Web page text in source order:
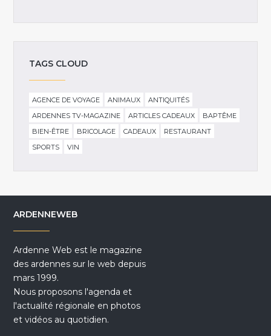
TAGS CLOUD
AGENCE DE VOYAGE ANIMAUX
ANTIQUITÉS
ARDENNES TV-MAGAZINE
ARTICLES CADEAUX
BAPTÊME
BIEN-ÊTRE
BRICOLAGE CADEAUX
RESTAURANT
SPORTS
VIN
ARDENNEWEB
Ardenne Web est le magazine
des ardennes sur le web depuis
mars 1999.
Nous proposons l'agenda et
l'actualité régionale en photos
et vidéos au quotidien.